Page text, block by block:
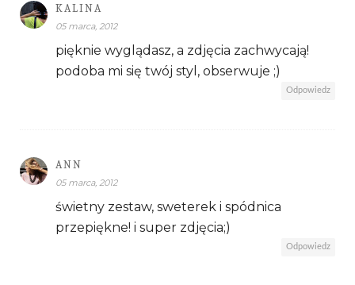
KALINA
05 marca, 2012
pięknie wyglądasz, a zdjęcia zachwycają!
podoba mi się twój styl, obserwuje ;)
Odpowiedz
ANN
05 marca, 2012
świetny zestaw, sweterek i spódnica
przepiękne! i super zdjęcia;)
Odpowiedz